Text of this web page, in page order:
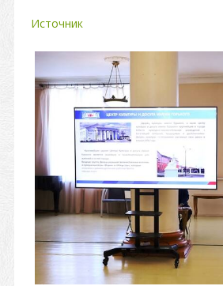
Источник